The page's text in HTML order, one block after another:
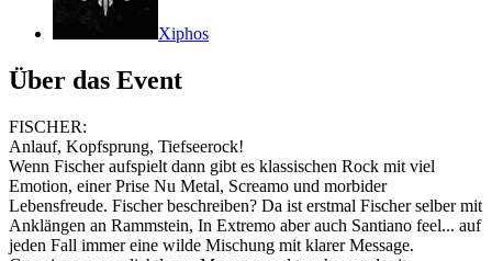
Xiphos
Über das Event
FISCHER:
Anlauf, Kopfsprung, Tiefseerock!
Wenn Fischer aufspielt dann gibt es klassischen Rock mit viel
Emotion, einer Prise Nu Metal, Screamo und morbider
Lebensfreude. Fischer beschreiben? Da ist erstmal Fischer selber mit
Anklängen an Rammstein, In Extremo aber auch Santiano feel... auf
jeden Fall immer eine wilde Mischung mit klarer Message.